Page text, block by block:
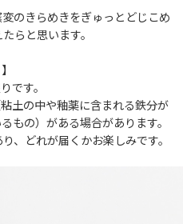
のきらめきをぎゅっとどじこめ
らと思います。
です。
土の中や釉薬に含まれる鉄分が
もの）がある場合があります。
、どれが届くかお楽しみです。